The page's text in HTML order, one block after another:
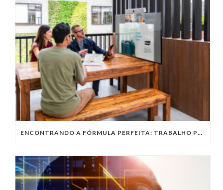
ENCONTRANDO A FÓRMULA PERFEITA: TRABALHO PRESENCIAL, HOME OFFICE OU TRABALHO HÍBRIDO?